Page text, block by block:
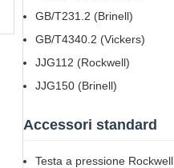
GB/T231.2 (Brinell)
GB/T4340.2 (Vickers)
JJG112 (Rockwell)
JJG150 (Brinell)
Accessori standard
Testa a pressione Rockwell